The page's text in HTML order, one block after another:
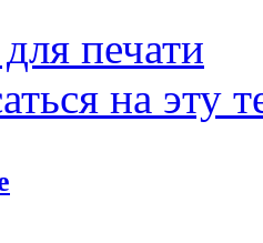
печати
на эту